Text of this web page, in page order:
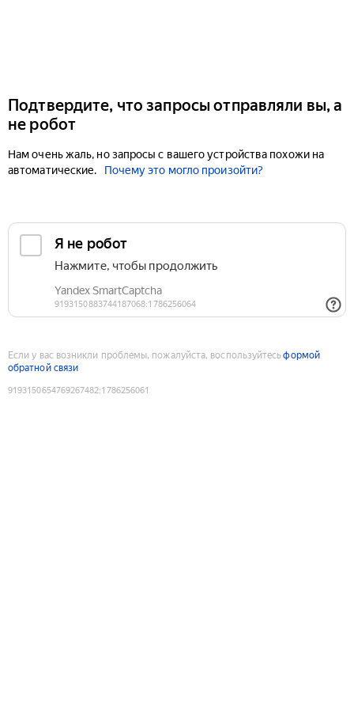
Подтвердите, что запросы отправляли вы, а
не робот
Нам очень жаль, но запросы с вашего устройства похожи на
автоматические.
Почему это могло произойти?
Если у вас возникли проблемы, пожалуйста, воспользуйтесьформой
обратной связи
9193150654769267482:1786256061